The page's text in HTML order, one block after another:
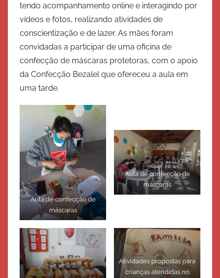
tendo acompanhamento online e interagindo por
vídeos e fotos, realizando atividades de
conscientização e de lazer. As mães foram
convidadas a participar de uma oficina de
confecção de máscaras protetoras, com o apoio
da Confecção Bezalel que ofereceu a aula em
uma tarde.
Aula de confecção de
máscaras
Aula de confecção de
máscaras
Atividades propostas para
crianças atendidas no